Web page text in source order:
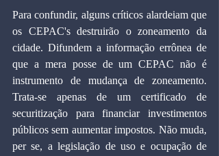
Para confundir, alguns críticos alardeiam que
os CEPAC's destruirão o zoneamento da
cidade. Difundem a informação errônea de
que a mera posse de um CEPAC não é
instrumento de mudança de zoneamento.
Trata-se apenas de um certificado de
securitização para financiar investimentos
públicos sem aumentar impostos. Não muda,
per se, a legislação de uso e ocupação de